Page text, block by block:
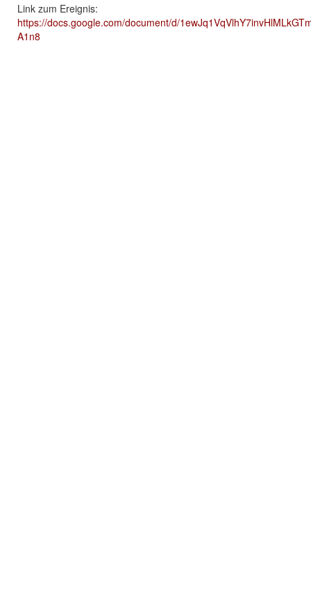
Link zum Ereignis:
https://docs.google.com/document/d/
A1n8